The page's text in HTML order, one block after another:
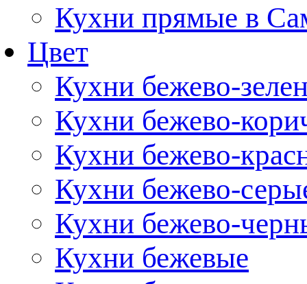
Кухни прямые в
Цвет
Кухни бежево-
Кухни бежево-
Кухни бежево-
Кухни бежево-
Кухни бежево-
Кухни бежевые